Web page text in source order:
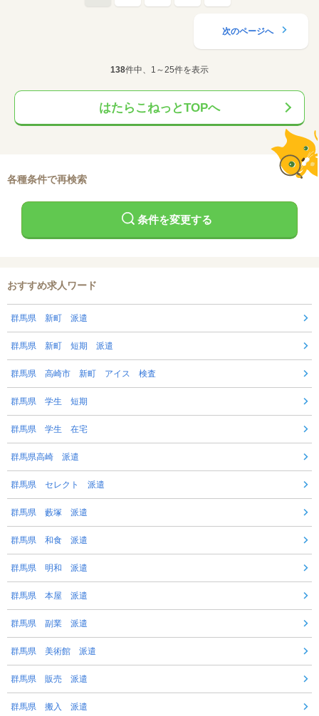
次のページへ
138件中、1～25件を表示
はたらこねっとTOPへ
各種条件で再検索
条件を変更する
おすすめ求人ワード
群馬県 新町 派遣
群馬県 新町 短期 派遣
群馬県 高崎市 新町 アイス 検査
群馬県 学生 短期
群馬県 学生 在宅
群馬県高崎 派遣
群馬県 セレクト 派遣
群馬県 藪塚 派遣
群馬県 和食 派遣
群馬県 明和 派遣
群馬県 本屋 派遣
群馬県 副業 派遣
群馬県 美術館 派遣
群馬県 販売 派遣
群馬県 搬入 派遣